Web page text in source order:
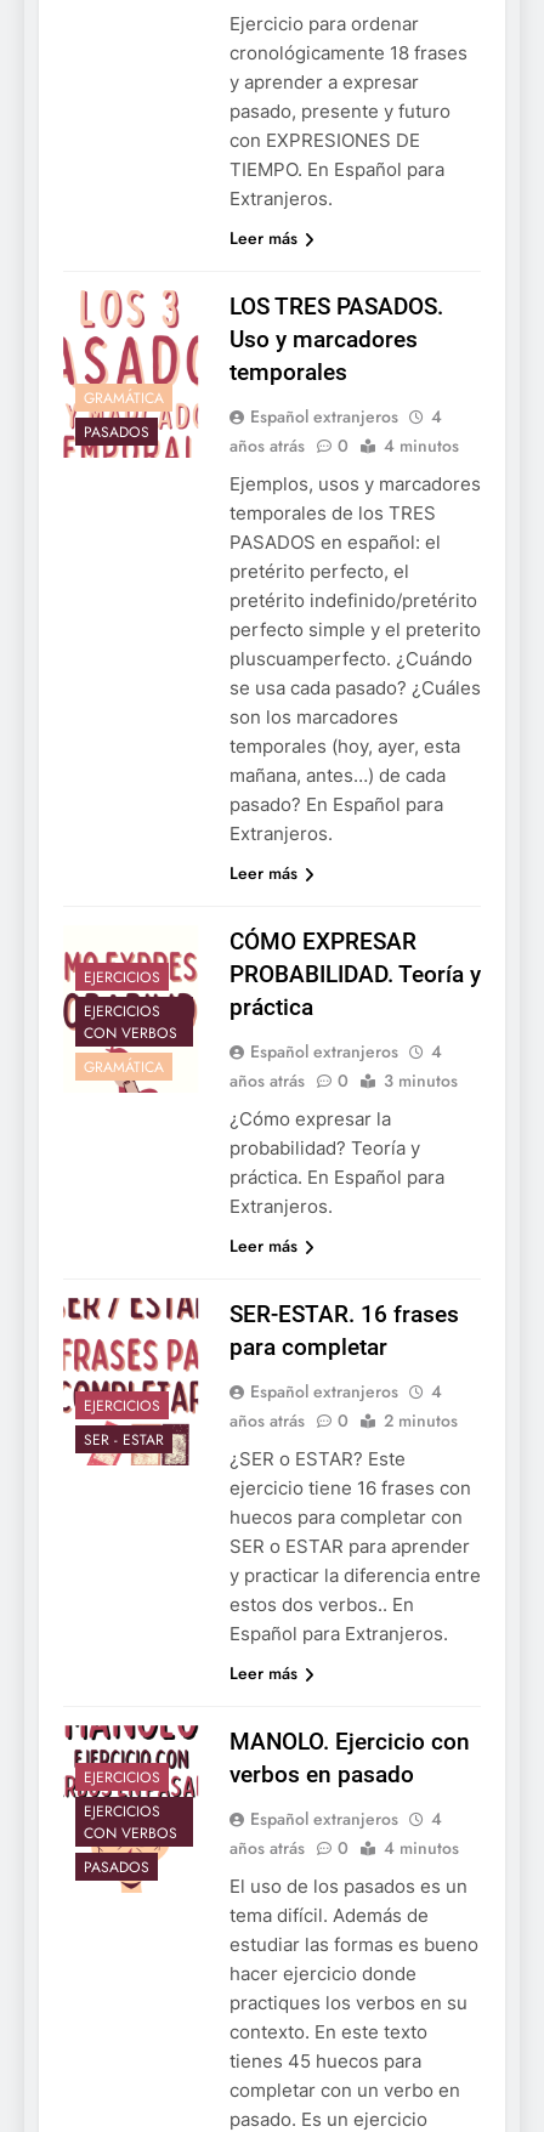
Ejercicio para ordenar
cronológicamente 18 frases
y aprender a expresar
pasado, presente y futuro
con EXPRESIONES DE
TIEMPO. En Español para
Extranjeros.
Leer más
GRAMÁTICA
PASADOS
LOS TRES PASADOS.
Uso y marcadores
temporales
Español extranjeros
4
años atrás
0 4 minutos
Ejemplos, usos y marcadores
temporales de los TRES
PASADOS en español: el
pretérito perfecto, el
pretérito indefinido/pretérito
perfecto simple y el preterito
pluscuamperfecto. ¿Cuándo
se usa cada pasado? ¿Cuáles
son los marcadores
temporales (hoy, ayer, esta
mañana, antes…) de cada
pasado? En Español para
Extranjeros.
Leer más
EJERCICIOS
EJERCICIOS
CON VERBOS
GRAMÁTICA
CÓMO EXPRESAR
PROBABILIDAD. Teoría y
práctica
Español extranjeros
4
años atrás
0 3 minutos
¿Cómo expresar la
probabilidad? Teoría y
práctica. En Español para
Extranjeros.
Leer más
EJERCICIOS
SER - ESTAR
SER-ESTAR. 16 frases
para completar
Español extranjeros
4
años atrás
0 2 minutos
¿SER o ESTAR? Este
ejercicio tiene 16 frases con
huecos para completar con
SER o ESTAR para aprender
y practicar la diferencia entre
estos dos verbos.. En
Español para Extranjeros.
Leer más
EJERCICIOS
EJERCICIOS
CON VERBOS
PASADOS
MANOLO. Ejercicio con
verbos en pasado
Español extranjeros
4
años atrás
0 4 minutos
El uso de los pasados es un
tema difícil. Además de
estudiar las formas es bueno
hacer ejercicio donde
practiques los verbos en su
contexto. En este texto
tienes 45 huecos para
completar con un verbo en
pasado. Es un ejercicio